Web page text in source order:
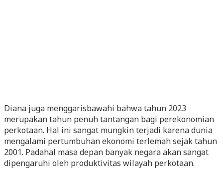
Diana juga menggarisbawahi bahwa tahun 2023
merupakan tahun penuh tantangan bagi perekonomian
perkotaan. Hal ini sangat mungkin terjadi karena dunia
mengalami pertumbuhan ekonomi terlemah sejak tahun
2001. Padahal masa depan banyak negara akan sangat
dipengaruhi oleh produktivitas wilayah perkotaan.